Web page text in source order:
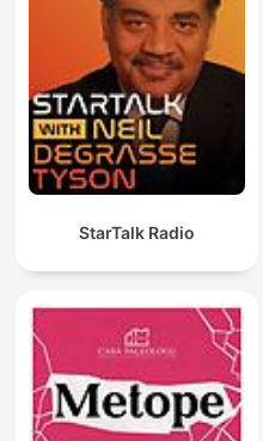
StarTalk Radio